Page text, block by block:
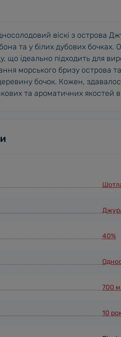
віскі з острова
та у білих дубових
що ідеально підходить для
морського бризу острова
бочок. Кожен,
та ароматичних якостей
40%
700
10